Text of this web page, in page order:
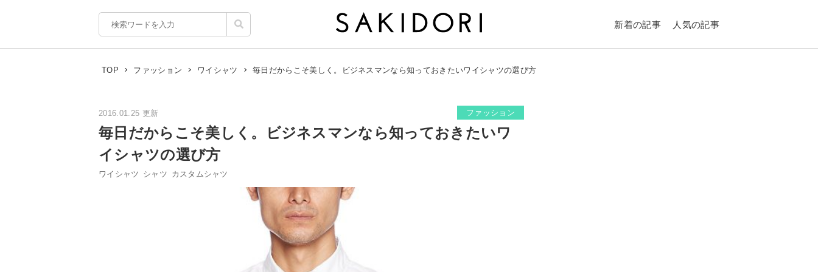
新着の記事 人気の記事
TOP ファッション ワイシャツ 毎日だからこそ美しく。ビジネスマンなら知っておきたいワイシャツの選び方
2016.01.25 更新 ファッション
毎日だからこそ美しく。ビジネスマンなら知っておきたいワ
イシャツの選び方
ワイシャツ シャツ カスタムシャツ